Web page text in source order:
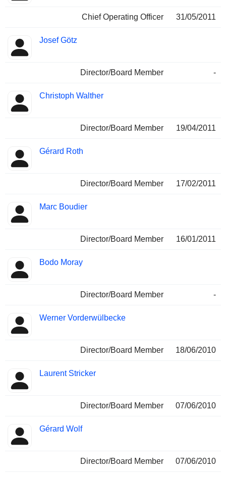
Chief Operating Officer 31/05/2011
Josef Götz
Director/Board Member -
Christoph Walther
Director/Board Member 19/04/2011
Gérard Roth
Director/Board Member 17/02/2011
Marc Boudier
Director/Board Member 16/01/2011
Bodo Moray
Director/Board Member -
Werner Vorderwülbecke
Director/Board Member 18/06/2010
Laurent Stricker
Director/Board Member 07/06/2010
Gérard Wolf
Director/Board Member 07/06/2010